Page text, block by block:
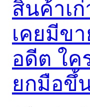
สินค้าเ
เคยมีข
อดีต ใค
ยกมือขึ้